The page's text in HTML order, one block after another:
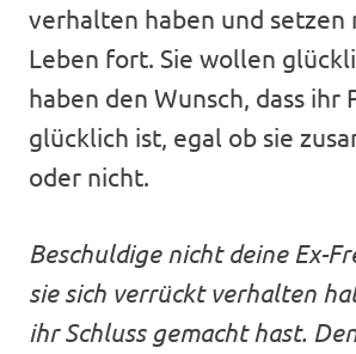
verhalten haben und setzen
Leben fort. Sie wollen
haben den Wunsch, dass ihr
glücklich ist, egal ob sie
oder nicht.
Beschuldige nicht deine Ex-
sie sich verrückt verhalten
ihr Schluss gemacht hast.